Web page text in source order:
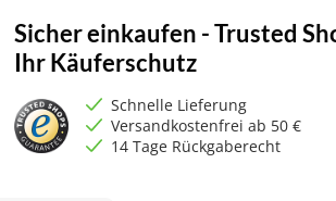
Sicher einkaufen - Trusted
Ihr Käuferschutz
Schnelle Lieferung
Versandkostenfrei ab 50 €
14 Tage Rückgaberecht